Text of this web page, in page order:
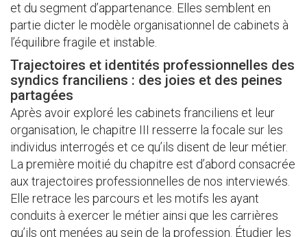
et du segment d’appartenance. Elles semblent en
partie dicter le modèle organisationnel de cabinets à
l’équilibre fragile et instable.
Trajectoires et identités professionnelles des
syndics franciliens : des joies et des peines
partagées
Après avoir exploré les cabinets franciliens et leur
organisation, le chapitre III resserre la focale sur les
individus interrogés et ce qu’ils disent de leur métier.
La première moitié du chapitre est d’abord consacrée
aux trajectoires professionnelles de nos interviewés.
Elle retrace les parcours et les motifs les ayant
conduits à exercer le métier ainsi que les carrières
qu’ils ont menées au sein de la profession. Étudier les